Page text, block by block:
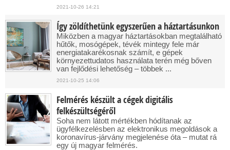
2021-10-26 14:21
Így zöldíthetünk egyszerűen a háztartásunkon
Miközben a magyar háztartásokban megtalálható
hűtők, mosógépek, tévék mintegy fele már
energiatakarékosnak számít, e gépek
környezettudatos használata terén még bőven
van fejlődési lehetőség – többek ...
2021-10-25 14:06
Felmérés készült a cégek digitális
felkészültségéről
Soha nem látott mértékben hódítanak az
ügyfélkezelésben az elektronikus megoldások a
koronavírus-járvány megjelenése óta – mutat rá
egy új magyar felmérés.